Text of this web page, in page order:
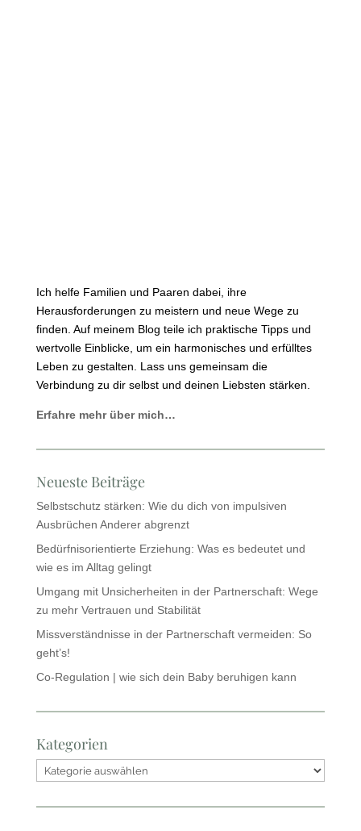
Ich helfe Familien und Paaren dabei, ihre
Herausforderungen zu meistern und neue Wege zu
finden. Auf meinem Blog teile ich praktische Tipps und
wertvolle Einblicke, um ein harmonisches und erfülltes
Leben zu gestalten. Lass uns gemeinsam die
Verbindung zu dir selbst und deinen Liebsten stärken.
Erfahre mehr über mich…
Neueste Beiträge
Selbstschutz stärken: Wie du dich von impulsiven
Ausbrüchen Anderer abgrenzt
Bedürfnisorientierte Erziehung: Was es bedeutet und
wie es im Alltag gelingt
Umgang mit Unsicherheiten in der Partnerschaft: Wege
zu mehr Vertrauen und Stabilität
Missverständnisse in der Partnerschaft vermeiden: So
geht’s!
Co-Regulation | wie sich dein Baby beruhigen kann
Kategorien
Kategorien